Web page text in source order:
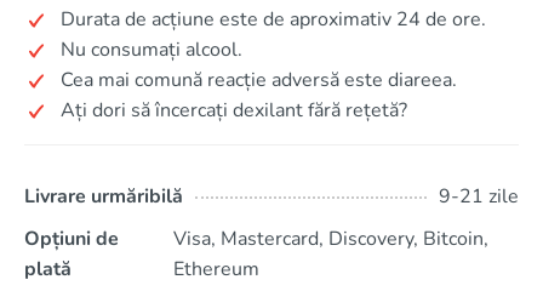
Durata de acțiune este de aproximativ 24 de ore.
Nu consumați alcool.
Cea mai comună reacție adversă este diareea.
Ați dori să încercați dexilant fără rețetă?
Livrare urmăribilă
9-21 zile
Opțiuni de
plată
Visa, Mastercard, Discovery, Bitcoin,
Ethereum